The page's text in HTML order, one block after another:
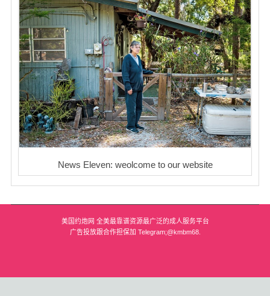
News Eleven: weolcome to our website
美国约炮网 全美最靠谱资源最广泛的成人服务平台
广告投放跟合作担保加 Telegram;@kmbm68.